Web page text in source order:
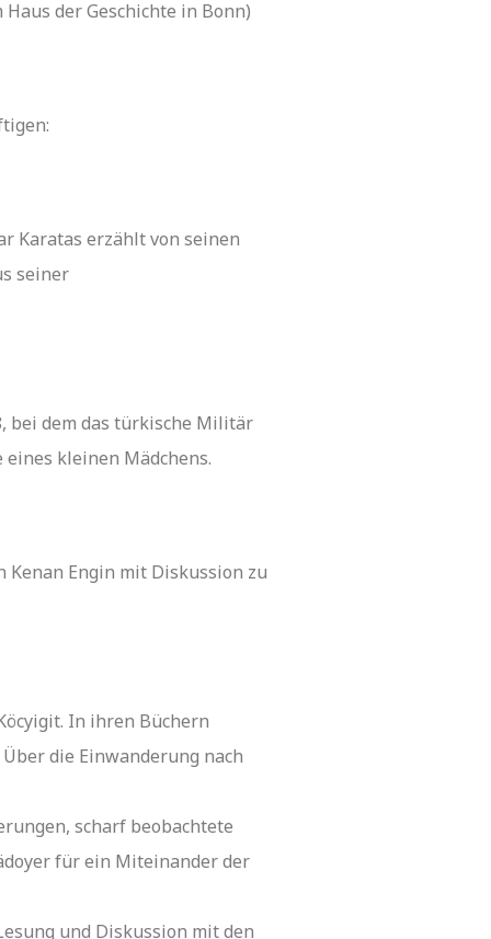
der Geschichte in Bonn)
Karatas erzählt von seinen
seiner
bei dem das türkische Militär
kleinen Mädchens.
Engin mit Diskussion zu
In ihren Büchern
die Einwanderung nach
scharf beobachtete
für ein Miteinander der
und Diskussion mit den